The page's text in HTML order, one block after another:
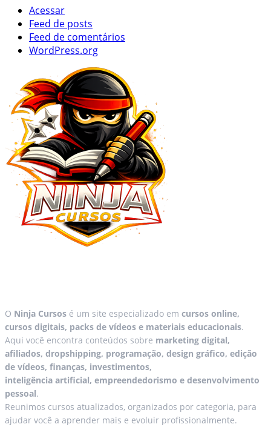
Acessar
Feed de posts
Feed de comentários
WordPress.org
O Ninja Cursos é um site especializado em cursos online,
cursos digitais, packs de vídeos e materiais educacionais.
Aqui você encontra conteúdos sobre marketing digital,
afiliados, dropshipping, programação, design gráfico, edição
de vídeos, finanças, investimentos,
inteligência artificial, empreendedorismo e desenvolvimento
pessoal.
Reunimos cursos atualizados, organizados por categoria, para
ajudar você a aprender mais e evoluir profissionalmente.